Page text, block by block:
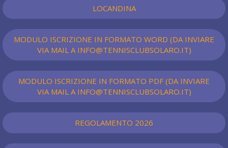
LOCANDINA
MODULO ISCRIZIONE IN FORMATO WORD (DA INVIARE
VIA MAIL A INFO@TENNISCLUBSOLARO.IT)
MODULO ISCRIZIONE IN FORMATO PDF (DA INVIARE
VIA MAIL A INFO@TENNISCLUBSOLARO.IT)
REGOLAMENTO 2026